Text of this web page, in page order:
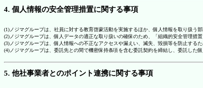
4. 個人情報の安全管理措置に関する事項
(1)ノジマグループは、社員に対する教育啓蒙活動を実施するほか、個人情報を取り扱う
(2)ノジマグループは、個人データの適正な取り扱いの確保のため、「組織的安全管理措
(3)ノジマグループは、個人情報への不正なアクセスや漏えい、滅失、毀損等を防止する
(4)ノジマグループは、委託先との間で機密保持条項を含む委託契約を締結し、委託した
5. 他社事業者とのポイント連携に関する事項